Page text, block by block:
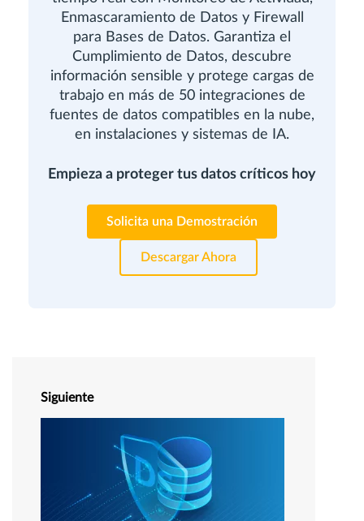
Enmascaramiento de Datos y Firewall
para Bases de Datos. Garantiza el
Cumplimiento de Datos, descubre
información sensible y protege cargas de
trabajo en más de 50 integraciones de
fuentes de datos compatibles en la nube,
en instalaciones y sistemas de IA.
Empieza a proteger tus datos críticos hoy
Solicita una Demostración
Descargar Ahora
Siguiente